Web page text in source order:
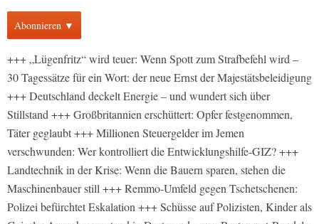
Abonnieren ▼
+++ „Lügenfritz“ wird teuer: Wenn Spott zum Strafbefehl wird –
30 Tagessätze für ein Wort: der neue Ernst der Majestätsbeleidigung
+++ Deutschland deckelt Energie – und wundert sich über
Stillstand +++ Großbritannien erschüttert: Opfer festgenommen,
Täter geglaubt +++ Millionen Steuergelder im Jemen
verschwunden: Wer kontrolliert die Entwicklungshilfe-GIZ? +++
Landtechnik in der Krise: Wenn die Bauern sparen, stehen die
Maschinenbauer still +++ Remmo-Umfeld gegen Tschetschenen:
Polizei befürchtet Eskalation +++ Schüsse auf Polizisten, Kinder als